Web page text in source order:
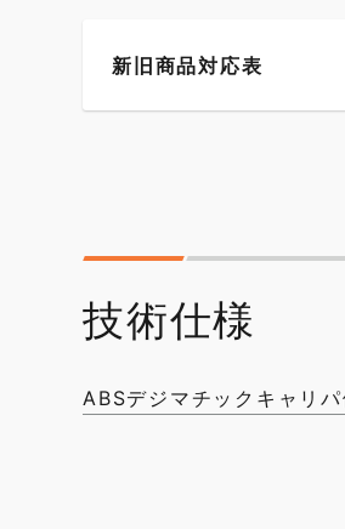
新旧商品対応表
技術仕様
ABSデジマチックキャリ